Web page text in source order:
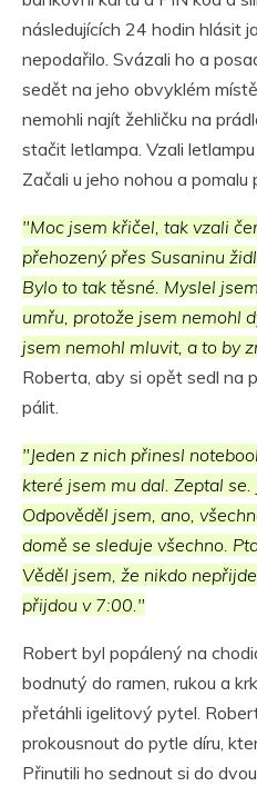
následujících 24 hodin hlásit
nepodařilo. Svázali ho a
sedět na jeho obvyklém
nemohli najít žehličku na
stačit letlampa. Vzali
Začali u jeho nohou a pomalu
"Moc jsem křičel, tak vzali
přehozený přes Susaninu
Bylo to tak těsné. Myslel
umřu, protože jsem nemohl
jsem nemohl mluvit, a to by
Roberta, aby si opět sedl na
pálit.
"Jeden z nich přinesl
které jsem mu dal. Zeptal se.
Odpověděl jsem, ano,
domě se sleduje všechno.
Věděl jsem, že nikdo
přijdou v 7:00."
Robert byl popálený na
bodnutý do ramen, rukou a
přetáhli igelitový pytel.
prokousnout do pytle díru,
Přinutili ho sednout si do